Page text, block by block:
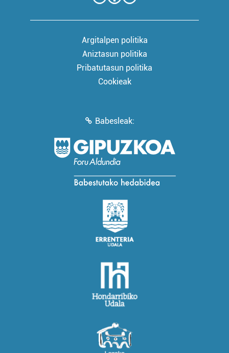
Argitalpen politika
Aniztasun politika
Pribatutasun politika
Cookieak
Babesleak: